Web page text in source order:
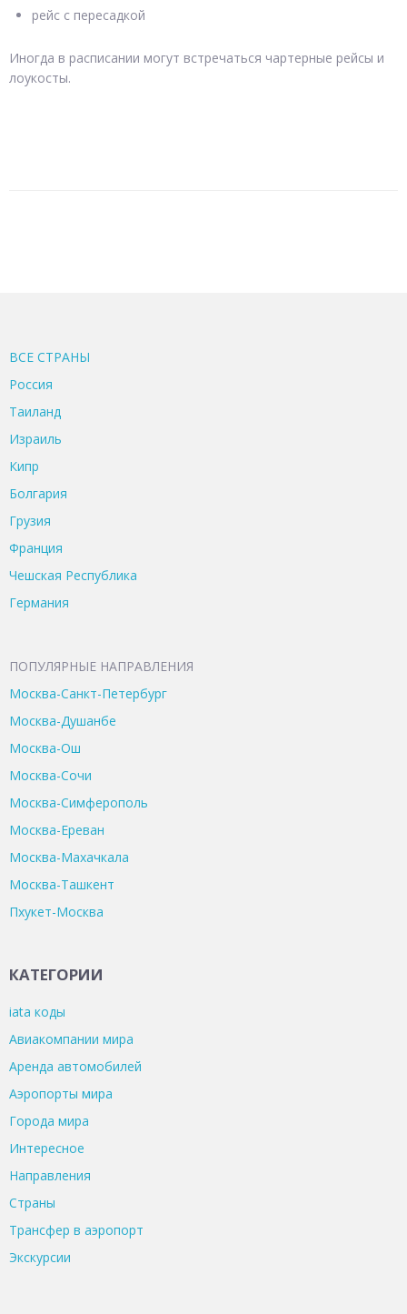
рейс с пересадкой
Иногда в расписании могут встречаться чартерные рейсы и
лоукосты.
ВСЕ CТРАНЫ
Россия
Таиланд
Израиль
Кипр
Болгария
Грузия
Франция
Чешская Республика
Германия
ПОПУЛЯРНЫЕ НАПРАВЛЕНИЯ
Москва-Санкт-Петербург
Москва-Душанбе
Москва-Ош
Москва-Сочи
Москва-Симферополь
Москва-Ереван
Москва-Махачкала
Москва-Ташкент
Пхукет-Москва
КАТЕГОРИИ
iata коды
Авиакомпании мира
Аренда автомобилей
Аэропорты мира
Города мира
Интересное
Направления
Страны
Трансфер в аэропорт
Экскурсии